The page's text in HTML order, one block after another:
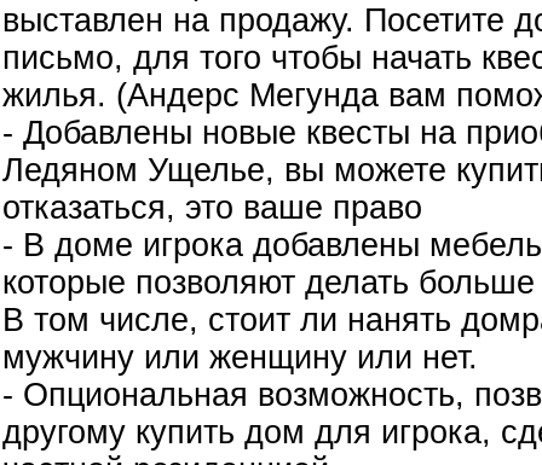
выставлен на продажу. Посетите
письмо, для того чтобы начать
жилья. (Андерс Мегунда вам
- Добавлены новые квесты на
Ледяном Ущелье, вы можете
отказаться, это ваше право
- В доме игрока добавлены
которые позволяют делать
В том числе, стоит ли нанять
мужчину или женщину или нет.
- Опциональная возможность,
другому купить дом для игрока,